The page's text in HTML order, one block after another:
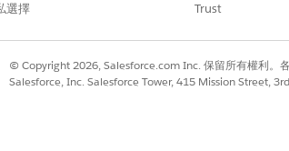
選擇
Trust
© Copyright 2026, Salesforce.com Inc. 保留所有權利。
Salesforce, Inc. Salesforce Tower, 415 Mission Street,